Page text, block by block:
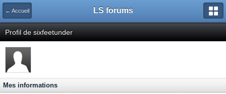
← Accueil LS forums
Profil de sixfeetunder
Mes informations